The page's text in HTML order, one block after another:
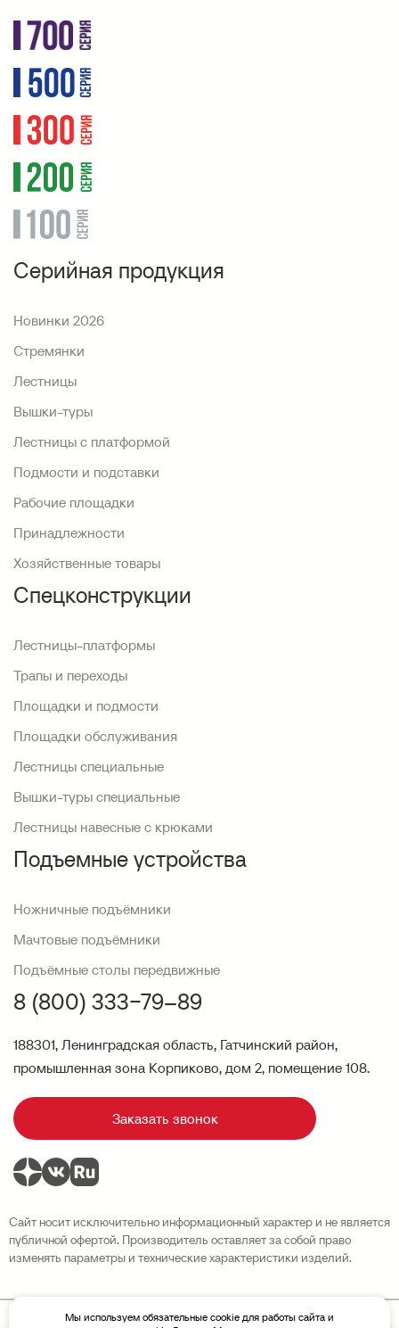
Серийная продукция
Новинки 2026
Стремянки
Лестницы
Вышки-туры
Лестницы с платформой
Подмости и подставки
Рабочие площадки
Принадлежности
Хозяйственные товары
Спецконструкции
Лестницы-платформы
Трапы и переходы
Площадки и подмости
Площадки обслуживания
Лестницы специальные
Вышки-туры специальные
Лестницы навесные с крюками
Подъемные устройства
Ножничные подъёмники
Мачтовые подъёмники
Подъёмные столы передвижные
8 (800) 333−79–89
188301, Ленинградская область, Гатчинский район,
промышленная зона Корпиково, дом 2, помещение 108.
Заказать звонок
Сайт носит исключительно информационный характер и не является
публичной офертой. Производитель оставляет за собой право
изменять параметры и технические характеристики изделий.
Мы используем обязательные cookie для работы сайта и